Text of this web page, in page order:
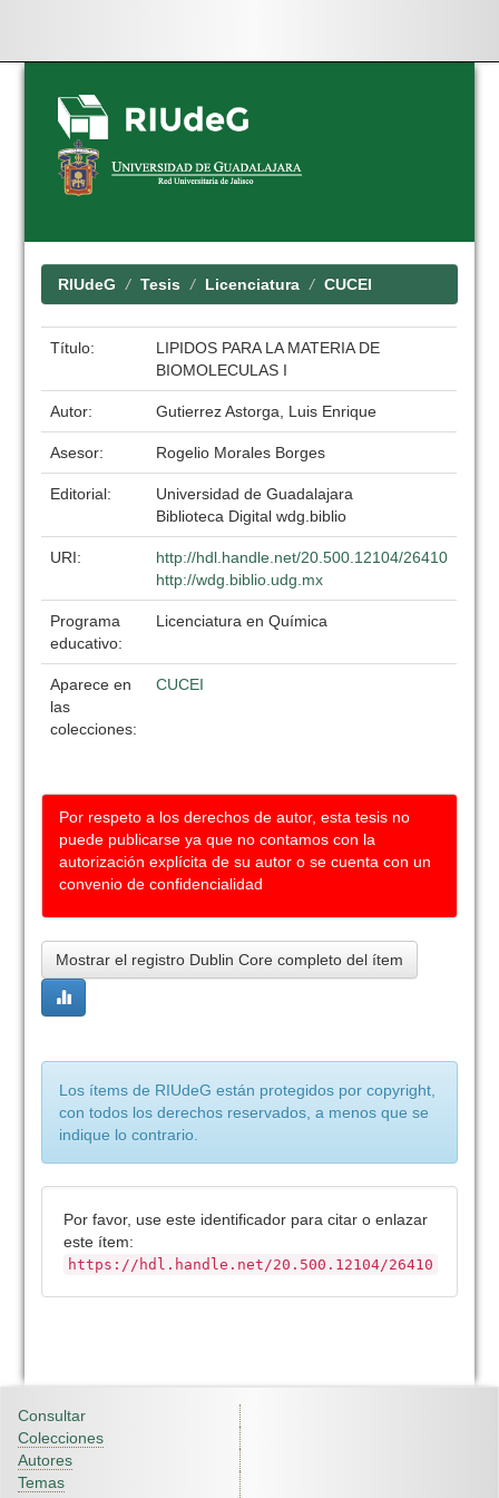
Skip
navigation
RIUdeG Tesis Licenciatura CUCEI
Título:
LIPIDOS PARA LA MATERIA DE
BIOMOLECULAS I
Autor: Gutierrez Astorga, Luis Enrique
Asesor: Rogelio Morales Borges
Editorial:
Universidad de Guadalajara
Biblioteca Digital wdg.biblio
URI:
http://hdl.handle.net/20.500.12104/26410
http://wdg.biblio.udg.mx
Programa
educativo:
Licenciatura en Química
Aparece en
las
colecciones:
CUCEI
Por respeto a los derechos de autor, esta tesis no
puede publicarse ya que no contamos con la
autorización explícita de su autor o se cuenta con un
convenio de confidencialidad
Mostrar el registro Dublin Core completo del ítem
Los ítems de RIUdeG están protegidos por copyright,
con todos los derechos reservados, a menos que se
indique lo contrario.
Por favor, use este identificador para citar o enlazar
este ítem:
https://hdl.handle.net/20.500.12104/26410
Consultar
Colecciones
Autores
Temas